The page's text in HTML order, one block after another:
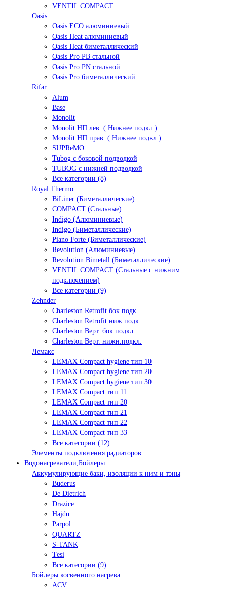
VENTIL COMPACT
Oasis
Oasis ECO алюминиевый
Oasis Heat алюминиевый
Oasis Heat биметаллический
Oasis Pro PB стальной
Oasis Pro PN стальной
Oasis Pro биметаллический
Rifar
Alum
Base
Monolit
Monolit НП лев. ( Нижнее подкл.)
Monolit НП прав. ( Нижнее подкл.)
SUPReMO
Tubog с боковой подводкой
TUBOG с нижней подводкой
Все категории (8)
Royal Thermo
BiLiner (Биметаллические)
COMPACT (Стальные)
Indigo (Алюминиевые)
Indigo (Биметаллические)
Piano Forte (Биметаллические)
Revolution (Алюминиевые)
Revolution Bimetall (Биметаллические)
VENTIL COMPACT (Стальные с нижним
подключением)
Все категории (9)
Zehnder
Charleston Retrofit бок.подк.
Charleston Retrofit ниж.подк.
Charleston Верт. бок.подкл.
Charleston Верт. нижн.подкл.
Лемакс
LEMAX Compact hygiene тип 10
LEMAX Compact hygiene тип 20
LEMAX Compact hygiene тип 30
LEMAX Compact тип 11
LEMAX Compact тип 20
LEMAX Compact тип 21
LEMAX Compact тип 22
LEMAX Compact тип 33
Все категории (12)
Элементы подключения радиаторов
Водонагреватели,Бойлеры
Аккумулирующие баки, изоляции к ним и тэны
Buderus
De Dietrich
Drazice
Hajdu
Parpol
QUARTZ
S-TANK
Tеsi
Все категории (9)
Бойлеры косвенного нагрева
ACV